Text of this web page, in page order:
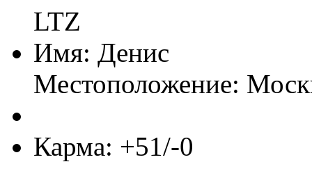
LTZ
Имя: Денис
Местоположение:
Карма: +51/-0